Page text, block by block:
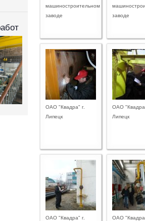
машиностроительном
заводе
заводе
ОАО "Квадра" г.
Липецк
ОАО
Липецк
ОАО "Квадра" г.
ОАО